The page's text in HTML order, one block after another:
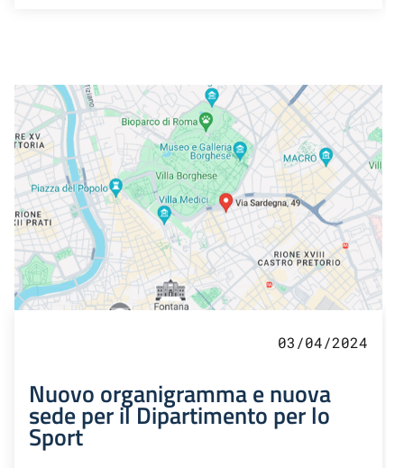
03/04/2024
Nuovo organigramma e nuova
sede per il Dipartimento per lo
Sport